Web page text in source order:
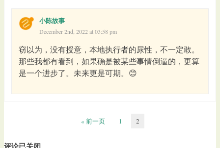
小陈故事
December 2nd, 2022 at 03:58 pm
窃以为，没有授意，本地执行者的尿性，不一定敢。
那些我都有看到，如果确是被某些事情倒逼的，更算
是一个进步了。未来更是可期。😊
« 前一页 1 2
评论已关闭